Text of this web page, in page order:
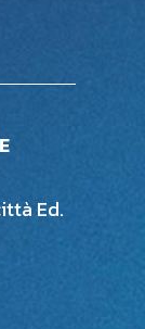
Ed.